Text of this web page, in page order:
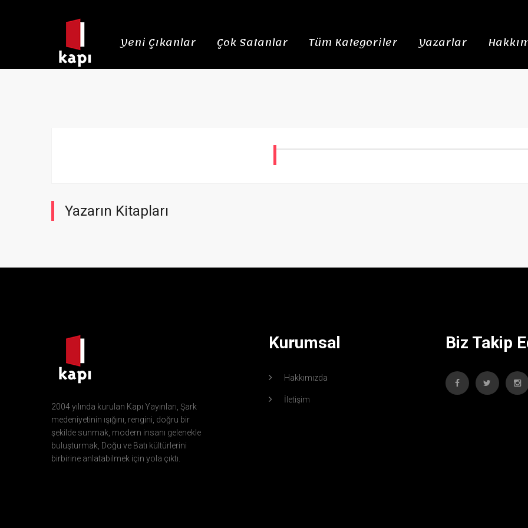
Yeni Çıkanlar Çok Satanlar Tüm Kategoriler Yazarlar
Yazarın Kitapları
2004 yılında kurulan Kapı Yayınları, Şark
medeniyetinin ışığını, rengini, doğru bir
şekilde sunmak, modern insanı gelenekle
buluşturmak, Doğu ve Batı kültürlerini
birbirine anlatabilmek için yola çıktı.
Kurumsal
Hakkımızda
İletişim
Biz Takip